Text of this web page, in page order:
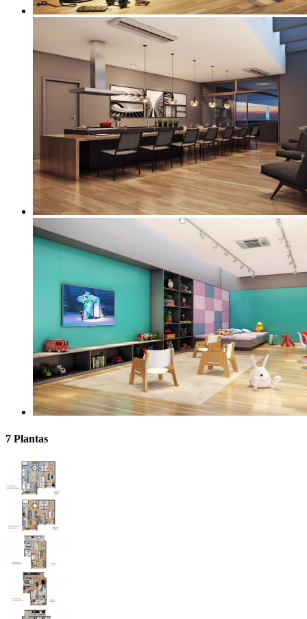
7 Plantas